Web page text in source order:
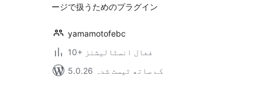
ージで扱うためのプラグイン
yamamotofebc
10+ فعال انسٹالیشنز
5.0.26 کے ساتھ ٹیسٹ شدہ